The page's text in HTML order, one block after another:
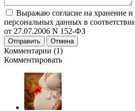
Выражаю согласие на хранение и
персональных данных в
от 27.07.2006 N 152-ФЗ
Отправить Отмена
Комментарии (1)
Комментировать